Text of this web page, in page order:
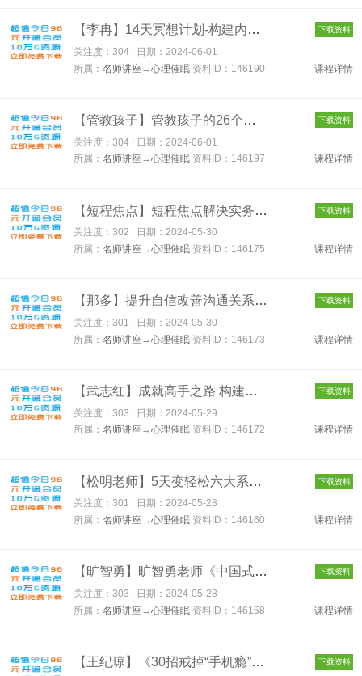
【李冉】14天冥想计划-构建内心秩序 唤醒内在力构筑良好生活 146... 下载资料
关注度：304 | 日期：2024-06-01
所属：名师讲座→心理催眠 资料ID：146190 课程详情
【管教孩子】管教孩子的26个心理学方法 146197 下载资料
关注度：304 | 日期：2024-06-01
所属：名师讲座→心理催眠 资料ID：146197 课程详情
【短程焦点】短程焦点解决实务（SFBT）线上工作坊 146175 下载资料
关注度：302 | 日期：2024-05-30
所属：名师讲座→心理催眠 资料ID：146175 课程详情
【那多】提升自信改善沟通关系的21堂心理课：扩展认知，成为你自... 下载资料
关注度：301 | 日期：2024-05-30
所属：名师讲座→心理催眠 资料ID：146173 课程详情
【武志红】成就高手之路 构建深度关系成长营 146172 下载资料
关注度：303 | 日期： 2024-05-29
所属：名师讲座→心理催眠 资料ID：146172 课程详情
【松明老师】5天变轻松六大系统解决高敏感 146160 下载资料
关注度：301 | 日期：2024-05-28
所属：名师讲座→心理催眠 资料ID：146160 课程详情
【旷智勇】旷智勇老师《中国式心父母》基础班视频课，心父母讲师... 下载资料
关注度：303 | 日期：2024-05-28
所属：名师讲座→心理催眠 资料ID：146158 课程详情
【王纪琼】《30招戒掉“手机瘾”》不吵不闹放下手机 146151 下载资料